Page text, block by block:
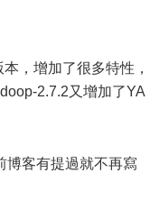
，增加了很多特性，
2.7.2又增加了YA
博客有提過就不再寫